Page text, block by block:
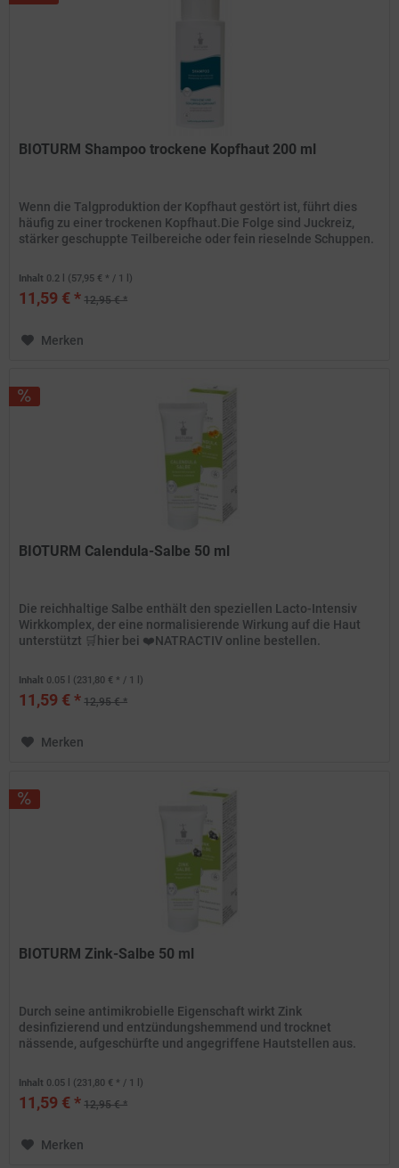
BIOTURM Shampoo trockene Kopfhaut 200 ml
Wenn die Talgproduktion der Kopfhaut gestört ist, führt dies
häufig zu einer trockenen Kopfhaut.Die Folge sind Juckreiz,
stärker geschuppte Teilbereiche oder fein rieselnde Schuppen.
Inhalt 0.2 l (57,95 € * / 1 l)
11,59 € * 12,95 € *
Merken
BIOTURM Calendula-Salbe 50 ml
Die reichhaltige Salbe enthält den speziellen Lacto-Intensiv
Wirkkomplex, der eine normalisierende Wirkung auf die Haut
unterstützt 🛒hier bei ❤️NATRACTIV online bestellen.
Inhalt 0.05 l (231,80 € * / 1 l)
11,59 € * 12,95 € *
Merken
BIOTURM Zink-Salbe 50 ml
Durch seine antimikrobielle Eigenschaft wirkt Zink
desinfizierend und entzündungshemmend und trocknet
nässende, aufgeschürfte und angegriffene Hautstellen aus.
Inhalt 0.05 l (231,80 € * / 1 l)
11,59 € * 12,95 € *
Merken